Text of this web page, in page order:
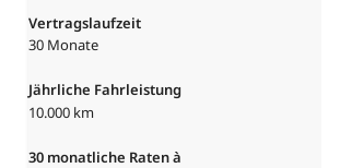
Vertragslaufzeit
30 Monate
Jährliche Fahrleistung
10.000 km
30 monatliche Raten à